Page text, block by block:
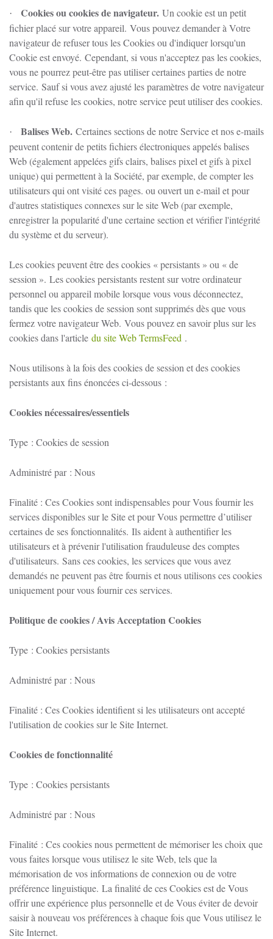
· Cookies ou cookies de navigateur. Un cookie est un petit
fichier placé sur votre appareil. Vous pouvez demander à Votre
navigateur de refuser tous les Cookies ou d'indiquer lorsqu'un
Cookie est envoyé. Cependant, si vous n'acceptez pas les cookies,
vous ne pourrez peut-être pas utiliser certaines parties de notre
service. Sauf si vous avez ajusté les paramètres de votre navigateur
afin qu'il refuse les cookies, notre service peut utiliser des cookies.
· Balises Web. Certaines sections de notre Service et nos e-mails
peuvent contenir de petits fichiers électroniques appelés balises
Web (également appelées gifs clairs, balises pixel et gifs à pixel
unique) qui permettent à la Société, par exemple, de compter les
utilisateurs qui ont visité ces pages. ou ouvert un e-mail et pour
d'autres statistiques connexes sur le site Web (par exemple,
enregistrer la popularité d'une certaine section et vérifier l'intégrité
du système et du serveur).
Les cookies peuvent être des cookies « persistants » ou « de
session ». Les cookies persistants restent sur votre ordinateur
personnel ou appareil mobile lorsque vous vous déconnectez,
tandis que les cookies de session sont supprimés dès que vous
fermez votre navigateur Web. Vous pouvez en savoir plus sur les
cookies dans l'article du site Web TermsFeed .
Nous utilisons à la fois des cookies de session et des cookies
persistants aux fins énoncées ci-dessous :
Cookies nécessaires/essentiels
Type : Cookies de session
Administré par : Nous
Finalité : Ces Cookies sont indispensables pour Vous fournir les
services disponibles sur le Site et pour Vous permettre d’utiliser
certaines de ses fonctionnalités. Ils aident à authentifier les
utilisateurs et à prévenir l'utilisation frauduleuse des comptes
d'utilisateurs. Sans ces cookies, les services que vous avez
demandés ne peuvent pas être fournis et nous utilisons ces cookies
uniquement pour vous fournir ces services.
Politique de cookies / Avis Acceptation Cookies
Type : Cookies persistants
Administré par : Nous
Finalité : Ces Cookies identifient si les utilisateurs ont accepté
l'utilisation de cookies sur le Site Internet.
Cookies de fonctionnalité
Type : Cookies persistants
Administré par : Nous
Finalité : Ces cookies nous permettent de mémoriser les choix que
vous faites lorsque vous utilisez le site Web, tels que la
mémorisation de vos informations de connexion ou de votre
préférence linguistique. La finalité de ces Cookies est de Vous
offrir une expérience plus personnelle et de Vous éviter de devoir
saisir à nouveau vos préférences à chaque fois que Vous utilisez le
Site Internet.